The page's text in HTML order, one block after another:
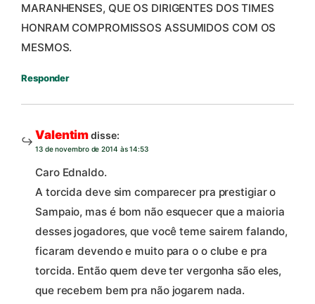
MARANHENSES, QUE OS DIRIGENTES DOS TIMES
HONRAM COMPROMISSOS ASSUMIDOS COM OS
MESMOS.
Responder
Valentimdisse:
13 de novembro de 2014 às 14:53
Caro Ednaldo.
A torcida deve sim comparecer pra prestigiar o
Sampaio, mas é bom não esquecer que a maioria
desses jogadores, que você teme sairem falando,
ficaram devendo e muito para o o clube e pra
torcida. Então quem deve ter vergonha são eles,
que recebem bem pra não jogarem nada.